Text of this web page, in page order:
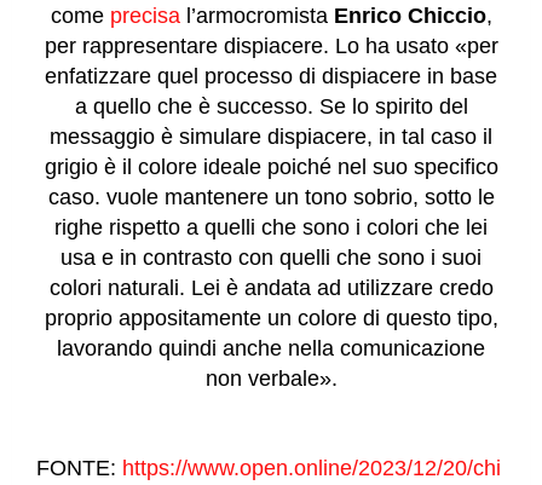
come precisa l’armocromista Enrico Chiccio,
per rappresentare dispiacere. Lo ha usato «per
enfatizzare quel processo di dispiacere in base
a quello che è successo. Se lo spirito del
messaggio è simulare dispiacere, in tal caso il
grigio è il colore ideale poiché nel suo specifico
caso. vuole mantenere un tono sobrio, sotto le
righe rispetto a quelli che sono i colori che lei
usa e in contrasto con quelli che sono i suoi
colori naturali. Lei è andata ad utilizzare credo
proprio appositamente un colore di questo tipo,
lavorando quindi anche nella comunicazione
non verbale».
FONTE: https://www.open.online/2023/12/20/chi